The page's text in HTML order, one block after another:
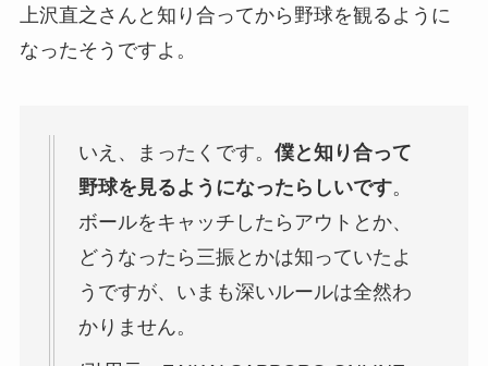
上沢直之さんと知り合ってから野球を観るように
なったそうですよ。
いえ、まったくです。 僕と知り合って
野球を見るようになったらしいです。
ボールをキャッチしたらアウトとか、
どうなったら三振とかは知っていたよ
うですが、いまも深いルールは全然わ
かりません。